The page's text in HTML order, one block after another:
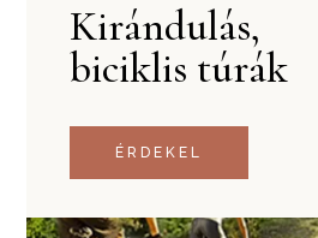
Kirándulás,
biciklis túrák
ÉRDEKEL